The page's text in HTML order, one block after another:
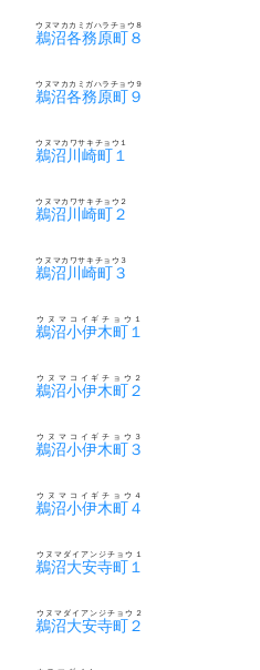
鵜沼各務原町８
ウヌマカカミガハラチョウ８
鵜沼各務原町９
ウヌマカカミガハラチョウ９
鵜沼川崎町１
ウヌマカワサキチョウ１
鵜沼川崎町２
ウヌマカワサキチョウ２
鵜沼川崎町３
ウヌマカワサキチョウ３
鵜沼小伊木町１
ウヌマコイギチョウ１
鵜沼小伊木町２
ウヌマコイギチョウ２
鵜沼小伊木町３
ウヌマコイギチョウ３
鵜沼小伊木町４
ウヌマコイギチョウ４
鵜沼大安寺町１
ウヌマダイアンジチョウ１
鵜沼大安寺町２
ウヌマダイアンジチョウ２